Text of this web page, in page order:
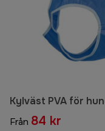
Kylväst PVA för
Från 84 kr